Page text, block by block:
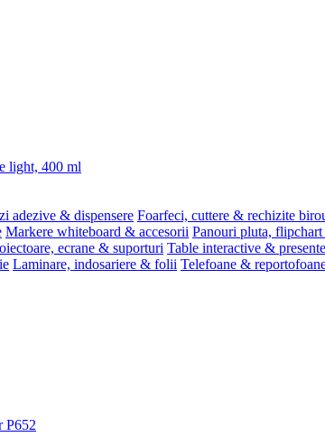
light, 400 ml
adezive & dispensere Foarfeci, cuttere & rechizite
Markere whiteboard & accesorii Panouri pluta,
ecrane & suporturi Table interactive &
Laminare, indosariere & folii Telefoane &
P652